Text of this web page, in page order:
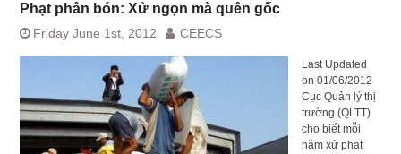
Phạt phân bón: Xử ngọn mà quên gốc
Friday June 1st, 2012 CEECS
Last Updated
on 01/06/2012
Cục Quản lý thị
trường (QLTT)
cho biết mỗi
năm xử phạt